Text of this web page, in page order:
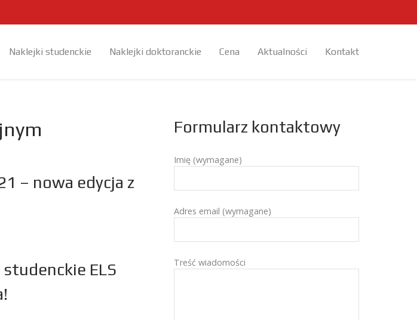
Naklejki studenckie Naklejki doktoranckie Cena Aktualności Kontakt
– nowa edycja z
ELS
Formularz kontaktowy
Imię (wymagane)
Adres email (wymagane)
Treść wiadomości